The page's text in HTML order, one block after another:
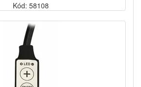
Kód: 58108